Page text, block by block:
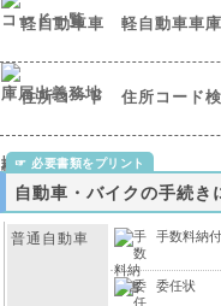
軽自動車車
住所コード
自動車・バイクの手続き
普通自動車 手数料納
委任状